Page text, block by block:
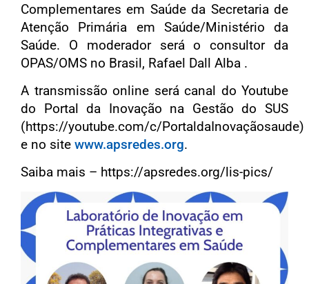
Complementares em Saúde da Secretaria de
Atenção Primária em Saúde/Ministério da
Saúde. O moderador será o consultor da
OPAS/OMS no Brasil, Rafael Dall Alba .
A transmissão online será canal do Youtube
do Portal da Inovação na Gestão do SUS
(https://youtube.com/c/PortaldaInovaçãosaude)
e no site www.apsredes.org.
Saiba mais – https://apsredes.org/lis-pics/